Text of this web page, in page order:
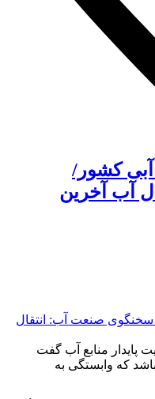
آبی کشور/
آب آخرین
پایدار منابع آب گفت
که وابستگی به